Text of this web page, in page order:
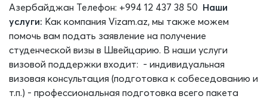
Азербайджан Телефон: +994 12 437 38 50 Наши
услуги: Как компания Vizam.az, мы также можем
помочь вам подать заявление на получение
студенческой визы в Швейцарию. В наши услуги
визовой поддержки входит: - индивидуальная
визовая консультация (подготовка к собеседованию и
т.п.) - профессиональная подготовка всего пакета